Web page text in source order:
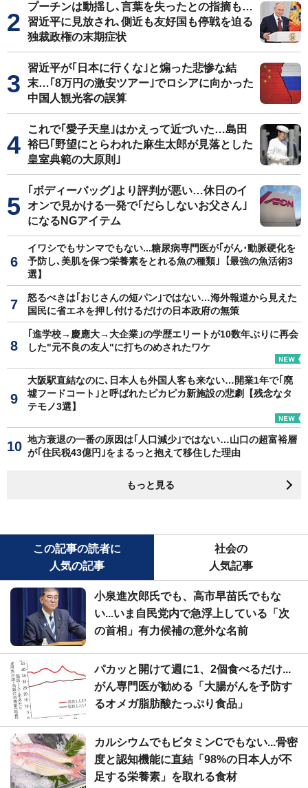
プーチンは動揺し､言葉を失ったとの指摘も…
習近平に見放され､側近も友好国も停戦を迫る
独裁政権の末期症状
習近平が｢日本に行くな｣と煽った悲惨な結
末…｢8万円の激安ツアー｣でロシアに向かった
中国人観光客の誤算
これで｢愛子天皇｣はかえって近づいた…島田
裕巳｢野望にとらわれた麻生太郎が見落とした
皇室典範の大原則｣
｢ボディーバッグ｣より評判が悪い…休日のイ
オンで見かける一発で｢だらしないお父さん｣
になるNGアイテム
イワシでもサンマでもない...糖尿病専門医が｢がん･動脈硬化を
予防し､美肌を保つ栄養素をとれる魚の種類｣【最強の魚活術3
選】
怒るべきは｢おじさんの短パン｣ではない…海外報道から見えた
国民に省エネを押し付けるだけの日本政府の無策
｢進学校→慶應大→大企業｣の学歴エリートが10数年ぶりに再会
した"元不良の友人"に打ちのめされたワケ
大阪駅直結なのに､日本人も外国人客も来ない…開業1年で｢廃
墟フードコート｣と呼ばれたピカピカ新施設の悲劇【残念なタ
テモノ3選】
地方衰退の一番の原因は｢人口減少｣ではない…山口の超富裕層
が｢住民税43億円｣をまるっと抱えて移住した理由
もっと見る
この記事の読者に
人気の記事
社会の
人気記事
小泉進次郎氏でも、高市早苗氏でもな
い...いま自民党内で急浮上している「次
の首相」有力候補の意外な名前
パカッと開けて週に1、2個食べるだけ...
がん専門医が勧める「大腸がんを予防す
るオメガ脂肪酸たっぷり食品」
カルシウムでもビタミンCでもない...骨密
度と認知機能に直結「98%の日本人が不
足する栄養素」を取れる食材